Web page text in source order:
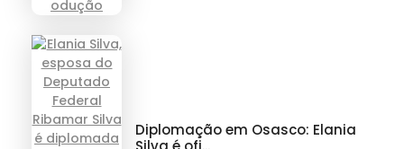
Diplomação em Osasco: Elania